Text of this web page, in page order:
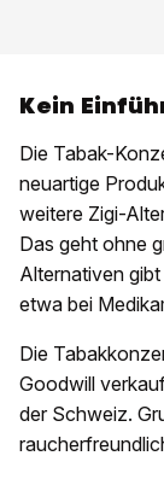
Kein
Die Tabak-
neuartige
weitere Zigi-
Das geht ohne
Alternativen
etwa bei
Die
Goodwill
der Schweiz.